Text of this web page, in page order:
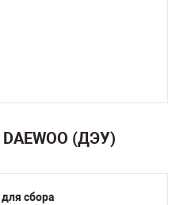
(ДЭУ)
сбора